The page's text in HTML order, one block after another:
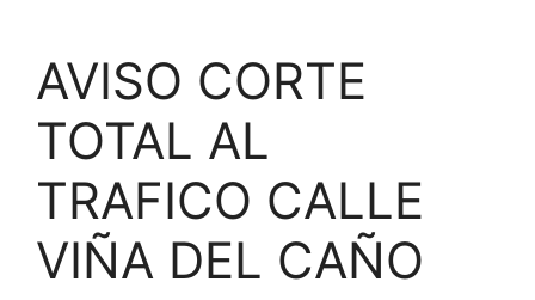
AVISO CORTE
TOTAL AL
TRAFICO CALLE
VIÑA DEL CAÑO